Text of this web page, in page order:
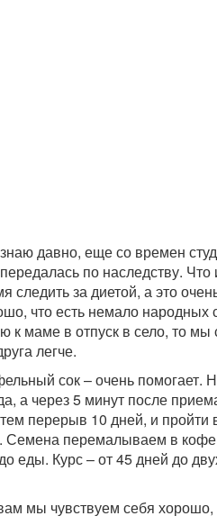
знаю давно, еще со времен
по наследству. Что
за диетой, а это
что есть немало народных
к маме в отпуск в село, то
легче.
сок – очень помогает.
а через 5 минут после
перерыв 10 дней, и
Семена перемалываем в
еды. Курс – от 45 дней до
мы чувствуем себя